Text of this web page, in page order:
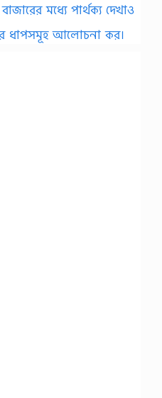
মধ্যে পার্থক্য দেখাও
ধাপসমূহ আলোচনা কর।